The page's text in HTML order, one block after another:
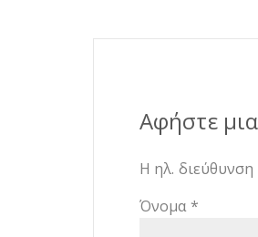
Αφήστε
Η ηλ. διεύθυνση
Όνομα *